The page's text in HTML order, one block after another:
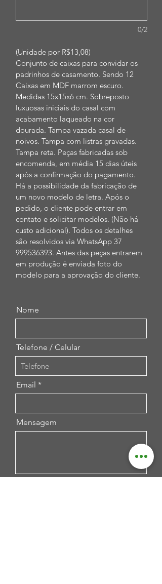
0/2
(Unidade por R$13,08)
Conjunto de caixas para convidar os
padrinhos de casamento. Sendo 12
Caixas em MDF marrom escuro.
Medidas 15x15x6 cm. Sobreposto
luxuosas iniciais do casal com
acabamento laqueado na cor
dourada. Tampa vazada casal de
noivos. Tampa com listras gravadas.
Tampa reta. Peças fabricadas sob
encomenda, em média 15 dias úteis
após a confirmação do pagamento.
Há a possibilidade da fabricação de
um novo modelo de letra. Após o
pedido, o cliente pode entrar em
contato e solicitar modelos. (Não há
custo adicional). Todos os detalhes
são resolvidos via WhatsApp 37
999536393. Antes das peças entrarem
em produção é enviada foto do
modelo para a aprovação do cliente.
Nome
Telefone / Celular
Email
Mensagem